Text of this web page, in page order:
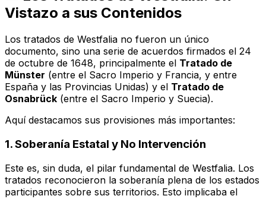
Vistazo a sus Contenidos
Los tratados de Westfalia no fueron un único
documento, sino una serie de acuerdos firmados el 24
de octubre de 1648, principalmente el Tratado de
Münster (entre el Sacro Imperio y Francia, y entre
España y las Provincias Unidas) y el Tratado de
Osnabrück (entre el Sacro Imperio y Suecia).
Aquí destacamos sus provisiones más importantes:
1. Soberanía Estatal y No Intervención
Este es, sin duda, el pilar fundamental de Westfalia. Los
tratados reconocieron la soberanía plena de los estados
participantes sobre sus territorios. Esto implicaba el